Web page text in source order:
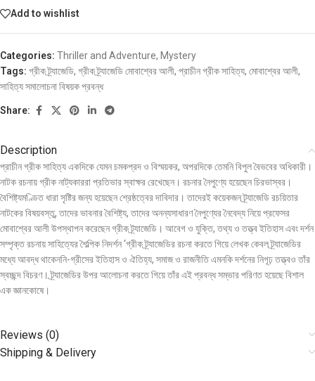
Add to wishlist
Categories: Thriller and Adventure, Mystery
Tags: গ্রীক ট্র্যাজেডি, গ্রীক ট্র্যাজেডি মোবাশ্বের আলী, প্রাচীন গ্রীক সাহিত্য, মোবাশ্বের আলী,
সাহিত্য সমালোচনা বিষয়ক প্রবন্ধ
Share:
Description
প্রাচীন গ্রীক সাহিত্য একদিকে যেমন চমকপ্রদ ও বিস্ময়কর, অপরদিকে তেমনি বিপুল বৈভবের অধিকারী।
নাটক রচনায় গ্রীক নাট্যকাররা প্রতিভার স্বাক্ষর রেখেছেন। রচনার নৈপুণ্যে হয়েছেন চিরভাস্বর।
বৈশিষ্ট্যমণ্ডিত ধারা সৃষ্টির জন্য হয়েছেন শ্রেষ্ঠত্বের দাবিদার। তাদেরই কয়েকজন ট্র্যাজেডি রচয়িতার
নাটকের বিষয়বস্তু, তাদের ভাবনার বৈশিষ্ট্য, তাদের অনন্যসাধারণ নৈপুণ্যের নৈবেদ্য নিয়ে প্রফেসর
মােবাশ্বের আলী উপস্থাপন করেছেন গ্রীক ট্র্যাজেডি। আবেগ ও যুক্তি, তথ্য ও তত্ত্ব ইতিহাস এবং দর্শন
সম্পৃক্ত রচনায় সাহিত্যের শৈল্পিক নিদর্শন ‘গ্রীক ট্র্যাজেডির রচনা করতে গিয়ে লেখক কেবল ট্র্যাজেডির
মধ্যে আবদ্ধ থাকেননি-গ্রীসের ইতিহাস ও ঐতিহ্য, সমাজ ও রাজনীতি এমনকি দর্শনের নিগূঢ় তত্ত্বও তাঁর
স্বচ্ছন্দ বিচরণ। ট্র্যাজেডির উপর আলােচনা করতে গিয়ে তাঁর এই প্রবন্ধ সম্ভার পরিণত হয়েছে বিশাল
এক জ্ঞানকোষে।
Reviews (0)
Shipping & Delivery